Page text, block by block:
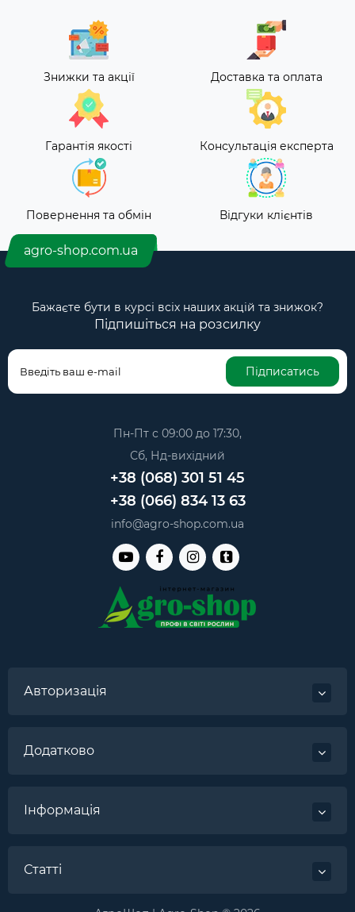
Знижки та акції Доставка та оплата
Гарантія якості Консультація експерта
Повернення та обмін Відгуки клієнтів
agro-shop.com.ua
Бажаєте бути в курсі всіх наших акцій та знижок?
Підпишіться на розсилку
Підписатись
Пн-Пт с 09:00 до 17:30,
Сб, Нд-вихідний
+38 (068) 301 51 45
+38 (066) 834 13 63
info@agro-shop.com.ua
Авторизація
Додатково
Інформація
Статті